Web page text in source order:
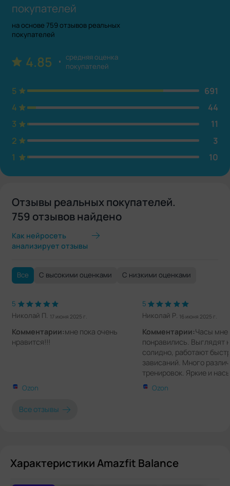
покупателей
на основе 759 отзывов реальных
покупателей
4.85
средняя оценка
покупателей
5
691
4
44
3
11
2
3
1
10
Отзывы реальных покупателей.
759 отзывов найдено
Как нейросеть
анализирует отзывы
Все С высокими оценками С низкими оценками
5
Николай П. 17 июня 2025 г.
Комментарии:мне пока очень
нравится!!!
Ozon
5
Николай Р. 16 июня 2025 г.
Комментарии:Часы мне
понравились. Выглядят
солидно, работают
зависаний. Много
тренировок. Яркие и
цвета циферблатов.
Ozon
Все отзывы
Характеристики Amazfit Balance